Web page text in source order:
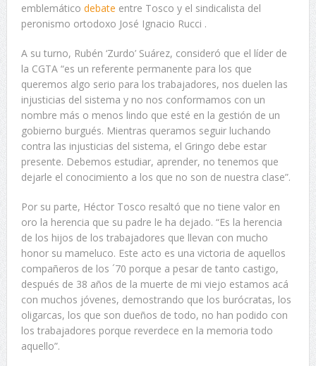
emblemático debate entre Tosco y el sindicalista del
peronismo ortodoxo José Ignacio Rucci .
A su turno, Rubén ‘Zurdo’ Suárez, consideró que el líder de
la CGTA “es un referente permanente para los que
queremos algo serio para los trabajadores, nos duelen las
injusticias del sistema y no nos conformamos con un
nombre más o menos lindo que esté en la gestión de un
gobierno burgués. Mientras queramos seguir luchando
contra las injusticias del sistema, el Gringo debe estar
presente. Debemos estudiar, aprender, no tenemos que
dejarle el conocimiento a los que no son de nuestra clase”.
Por su parte, Héctor Tosco resaltó que no tiene valor en
oro la herencia que su padre le ha dejado. “Es la herencia
de los hijos de los trabajadores que llevan con mucho
honor su mameluco. Este acto es una victoria de aquellos
compañeros de los ´70 porque a pesar de tanto castigo,
después de 38 años de la muerte de mi viejo estamos acá
con muchos jóvenes, demostrando que los burócratas, los
oligarcas, los que son dueños de todo, no han podido con
los trabajadores porque reverdece en la memoria todo
aquello”.